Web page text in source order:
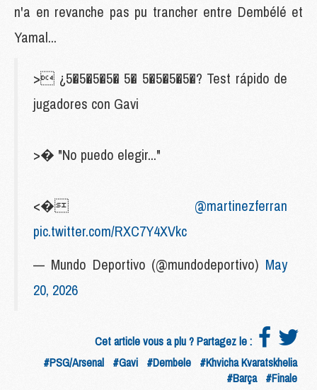
n'a en revanche pas pu trancher entre Dembélé et
Yamal...
> ¿5�5�5�5� 5� 5�5�5�5�? Test rápido de
jugadores con Gavi
>� "No puedo elegir..."
<� @martinezferran
pic.twitter.com/RXC7Y4XVkc
— Mundo Deportivo (@mundodeportivo) May
20, 2026
Cet article vous a plu ? Partagez le :
#PSG/Arsenal #Gavi #Dembele #Khvicha Kvaratskhelia
#Barça #Finale